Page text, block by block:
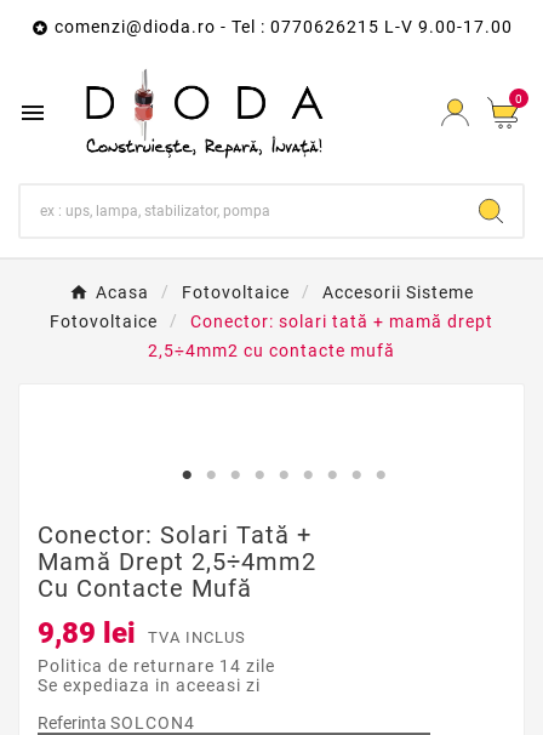
 comenzi@dioda.ro - Tel : 0770626215 L-V 9.00-17.00
 0
Acasa Fotovoltaice
Accesorii Sisteme
Fotovoltaice
Conector: solari tată + mamă drept
2,5÷4mm2 cu contacte mufă
Conector: Solari Tată +
Mamă Drept 2,5÷4mm2
Cu Contacte Mufă
9,89 lei TVA INCLUS
Politica de returnare 14 zile
Se expediaza in aceeasi zi
Referinta SOLCON4